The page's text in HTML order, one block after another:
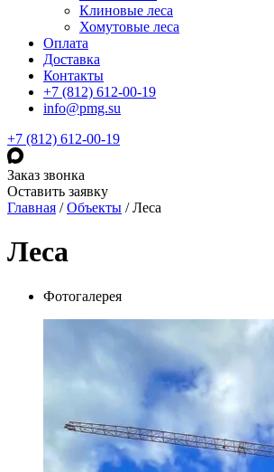
Клиновые леса
Хомутовые леса
Оплата
Доставка
Контакты
+7 (812) 612-00-19
info@pmg.su
+7 (812) 612-00-19
Заказ звонка
Оставить заявку
Главная /Объекты /Леса
Леса
Фотогалерея